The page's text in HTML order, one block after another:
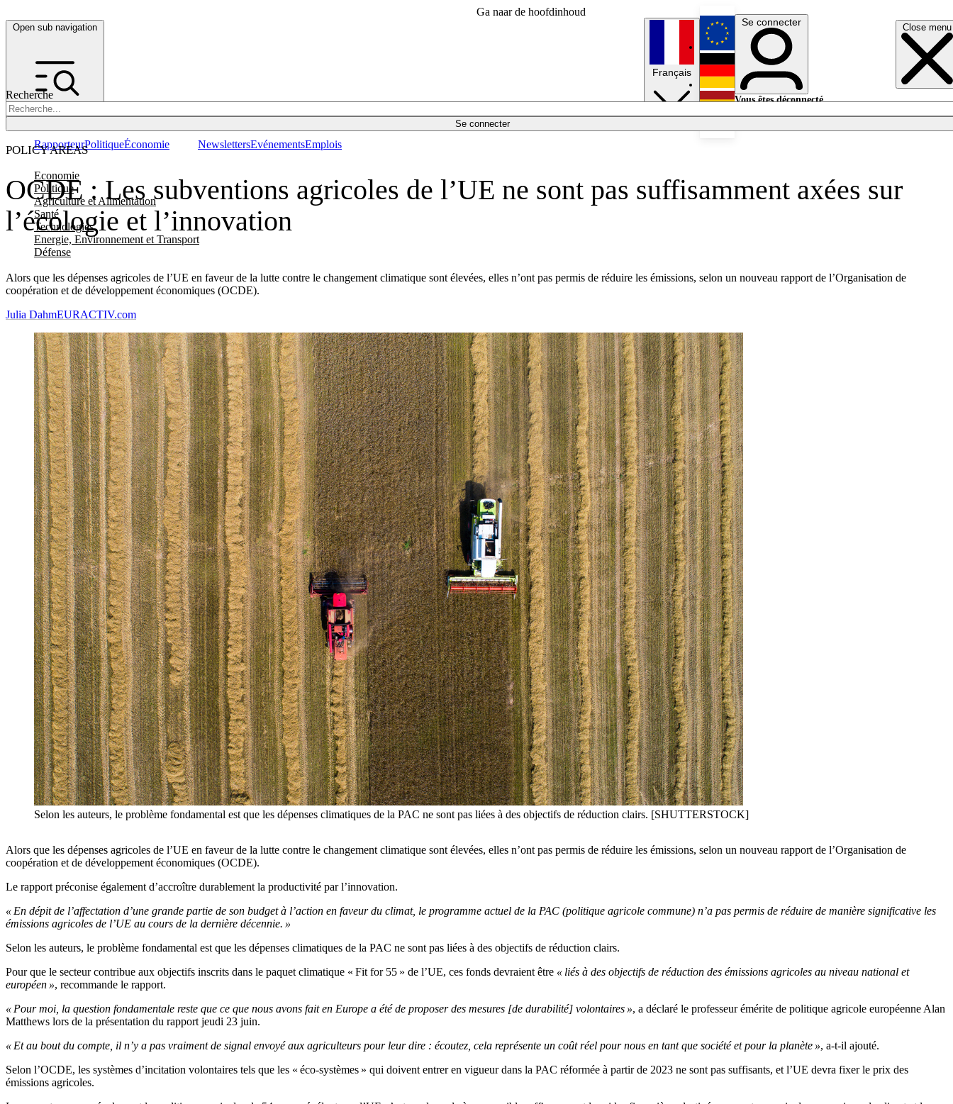
Ga naar de hoofdinhoud
Open sub navigation Close menu
Recherche
Se connecter
POLICY AREAS
Economie
Politique
Agriculture et Alimentation
Santé
Technologies
Energie, Environnement et Transport
Défense
RapporteurPolitiqueÉconomie NewslettersEvénementsEmplois
Français
English
Deutsch
Se connecter
Vous êtes déconnecté.
OCDE : Les subventions agricoles de l’UE ne sont pas suffisamment axées sur
l’écologie et l’innovation
Alors que les dépenses agricoles de l’UE en faveur de la lutte contre le changement climatique sont élevées, elles n’ont pas permis de réduire les émissions, selon un nouveau rapport de l’Organisation de
coopération et de développement économiques (OCDE).
Julia DahmEURACTIV.com
Selon les auteurs, le problème fondamental est que les dépenses climatiques de la PAC ne sont pas liées à des objectifs de réduction clairs. [SHUTTERSTOCK]
Alors que les dépenses agricoles de l’UE en faveur de la lutte contre le changement climatique sont élevées, elles n’ont pas permis de réduire les émissions, selon un nouveau rapport de l’Organisation de
coopération et de développement économiques (OCDE).
Le rapport préconise également d’accroître durablement la productivité par l’innovation.
« En dépit de l’affectation d’une grande partie de son budget à l’action en faveur du climat, le programme actuel de la PAC (politique agricole commune) n’a pas permis de réduire de manière significative les
émissions agricoles de l’UE au cours de la dernière décennie. »
Selon les auteurs, le problème fondamental est que les dépenses climatiques de la PAC ne sont pas liées à des objectifs de réduction clairs.
Pour que le secteur contribue aux objectifs inscrits dans le paquet climatique « Fit for 55 » de l’UE, ces fonds devraient être « liés à des objectifs de réduction des émissions agricoles au niveau national et
européen », recommande le rapport.
« Pour moi, la question fondamentale reste que ce que nous avons fait en Europe a été de proposer des mesures [de durabilité] volontaires », a déclaré le professeur émérite de politique agricole européenne Alan
Matthews lors de la présentation du rapport jeudi 23 juin.
« Et au bout du compte, il n’y a pas vraiment de signal envoyé aux agriculteurs pour leur dire : écoutez, cela représente un coût réel pour nous en tant que société et pour la planète », a-t-il ajouté.
Selon l’OCDE, les systèmes d’incitation volontaires tels que les « éco-systèmes » qui doivent entrer en vigueur dans la PAC réformée à partir de 2023 ne sont pas suffisants, et l’UE devra fixer le prix des
émissions agricoles.